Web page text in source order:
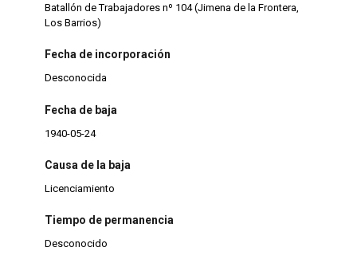
Batallón de Trabajadores nº 104 (Jimena de la Frontera,
Los Barrios)
Fecha de incorporación
Desconocida
Fecha de baja
1940-05-24
Causa de la baja
Licenciamiento
Tiempo de permanencia
Desconocido